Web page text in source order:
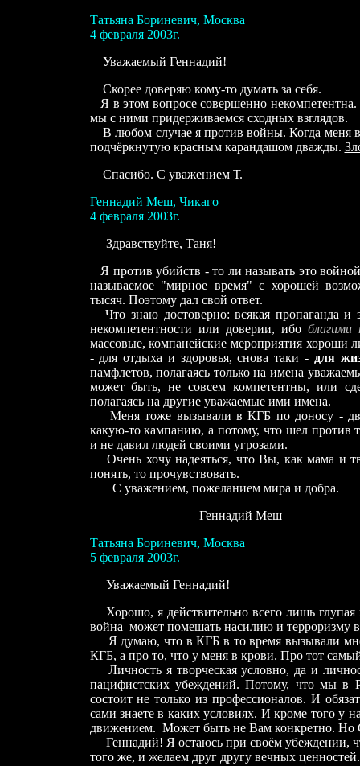
Татьяна Бориневич, Москва
4февраля 2003г.
Уважаемый Геннадий!
Скорее доверяю кому-то думать за себя.
Я в этом вопросе совершенно
мы с ними придерживаемся сходных взглядов.
В любом случае я против войны. Когда меня
подчёркнутую красным карандашом дважды.
Спасибо. С уважением Т.
Геннадий Меш, Чикаго
4февраля 2003г.
Здравствуйте, Таня!
Я против убийств - то ли называть это
называемое "мирное время" с хорошей
тысяч. Поэтому далсвой ответ.
Что знаю достоверно: всякая пропаганда
некомпетентности или доверии, ибо благими
массовые, компанейские мероприятия хороши
- для отдыха и здоровья, снова таки - для
памфлетов, полагаясь только на имена
может быть, не совсем компетентны, или
полагаясь на другие уважаемые ими имена.
Меня тоже вызывали в КГБ по доносу -
какую-то кампанию, а потому, что шел против
и не давил людей своими угрозами.
Очень хочу надеяться, что Вы, как мама и
понять, то прочувствовать.
С уважением, пожеланием мира и добра.
Геннадий Меш
Татьяна Бориневич, Москва
5 февраля 2003г.
Уважаемый Геннадий!
Хорошо, я действительно всего лишь
война может помешать насилию и терроризму
Я думаю, что в КГБ в то время вызывали
КГБ, а про то, что у меня в крови. Про тот
Личность я творческая условно, да и
пацифистских убеждений. Потому, что мы в
состоит не только из профессионалов. И
сами знаете в каких условиях. И кроме того у
движением. Может быть не Вам конкретно.
Геннадий! Я остаюсь при своём убеждении,
того же, и желаем друг другу вечных ценностей.